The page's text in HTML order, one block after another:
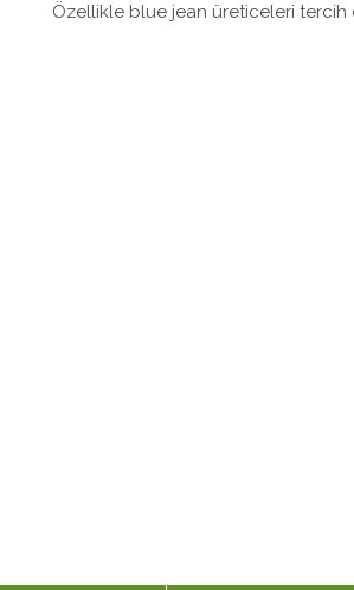
Özellikle blue jean üreticeleri tercih